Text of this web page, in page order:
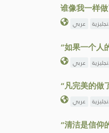
谁像我一样
عربي
“如果一个人
عربي
“凡完美的做
عربي
“清洁是信仰